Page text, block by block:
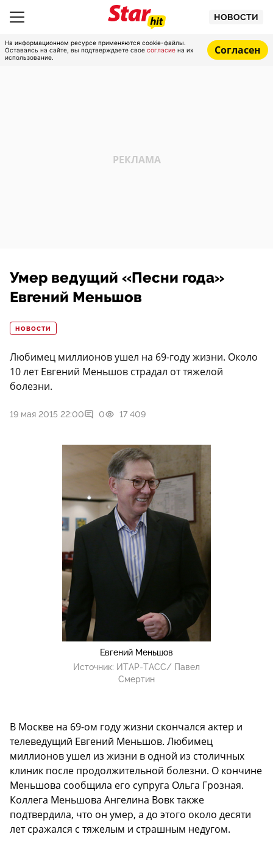
НОВОСТИ
На информационном ресурсе применяются cookie-файлы.
Оставаясь на сайте, вы подтверждаете свое согласие на их
использование.
Согласен
Умер ведущий «Песни года»
Евгений Меньшов
НОВОСТИ
Любимец миллионов ушел на 69-году жизни. Около
10 лет Евгений Меньшов страдал от тяжелой
болезни.
19 мая 2015 22:00 0 17 409
Евгений Меньшов
Источник: ИТАР-ТАСС/ Павел
Смертин
В Москве на 69-ом году жизни скончался актер и
телеведущий Евгений Меньшов. Любимец
миллионов ушел из жизни в одной из столичных
клиник после продолжительной болезни. О кончине
Меньшова сообщила его супруга Ольга Грозная.
Коллега Меньшова Ангелина Вовк также
подтвердила, что он умер, а до этого около десяти
лет сражался с тяжелым и страшным недугом.